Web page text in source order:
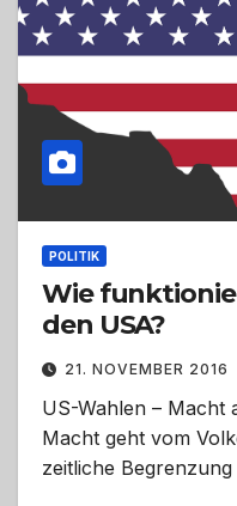
POLITIK
Wie
den USA?
21. NOVEMBER 2016
US-Wahlen – Macht
Macht geht vom
zeitliche